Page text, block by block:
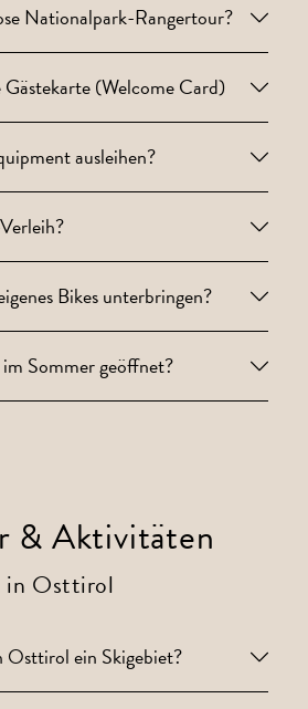
Nationalpark-Rangertour?
(Welcome Card)
ausleihen?
Bikes unterbringen?
Sommer geöffnet?
& Aktivitäten
in Osttirol
ein Skigebiet?